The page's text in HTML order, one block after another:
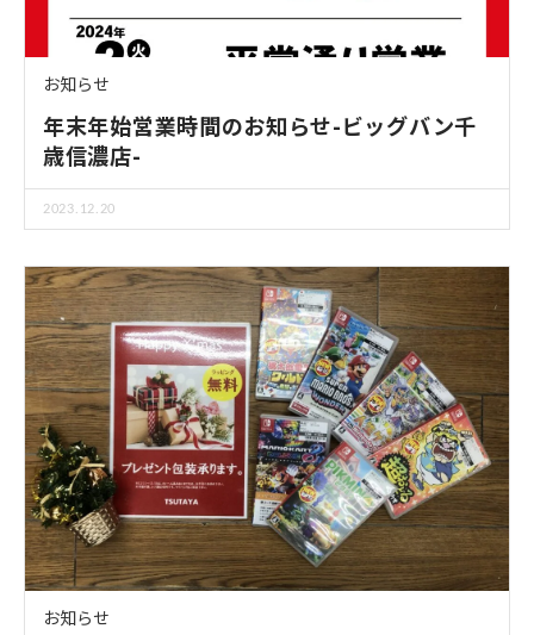
お知らせ
年末年始営業時間のお知らせ-ビッグバン千
歳信濃店-
2023.12.20
お知らせ